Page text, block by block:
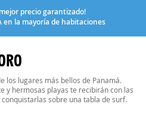
precio garantizado!
en la mayoría de habitaciones
los lugares más bellos de Panamá.
y hermosas playas te recibirán con las
sobre una tabla de surf.